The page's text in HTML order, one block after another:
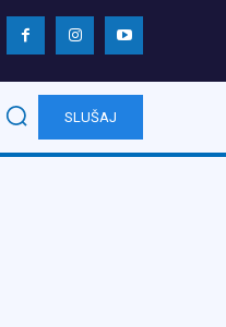
SLUŠAJ